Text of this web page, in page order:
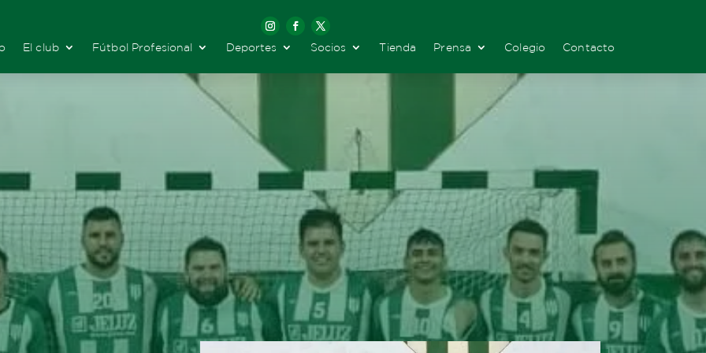
El club Fútbol Profesional Deportes Socios Tienda Prensa Colegio Contacto